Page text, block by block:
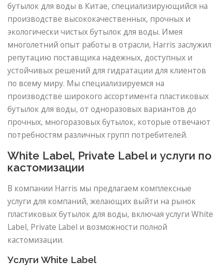
бутылок для воды в Китае, специализирующийся на
производстве высококачественных, прочных и
экологически чистых бутылок для воды. Имея
многолетний опыт работы в отрасли, Harris заслужил
репутацию поставщика надежных, доступных и
устойчивых решений для гидратации для клиентов
по всему миру. Мы специализируемся на
производстве широкого ассортимента пластиковых
бутылок для воды, от одноразовых вариантов до
прочных, многоразовых бутылок, которые отвечают
потребностям различных групп потребителей.
White Label, Private Label и услуги по
кастомизации
В компании Harris мы предлагаем комплексные
услуги для компаний, желающих выйти на рынок
пластиковых бутылок для воды, включая услуги White
Label, Private Label и возможности полной
кастомизации.
Услуги White Label